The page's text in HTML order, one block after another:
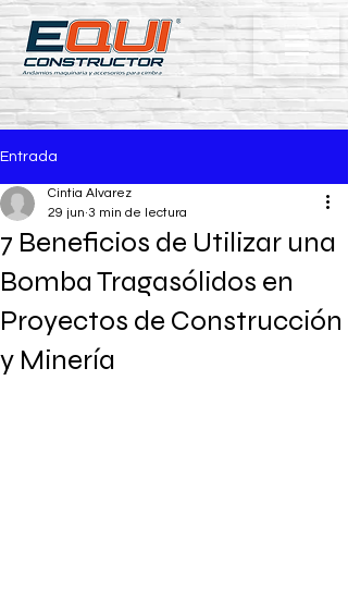
Entrada
7 Beneficios de Utilizar una
Bomba Tragasólidos en
Proyectos de Construcción
y Minería
Cintia Alvarez
29 jun 3 min de lectura